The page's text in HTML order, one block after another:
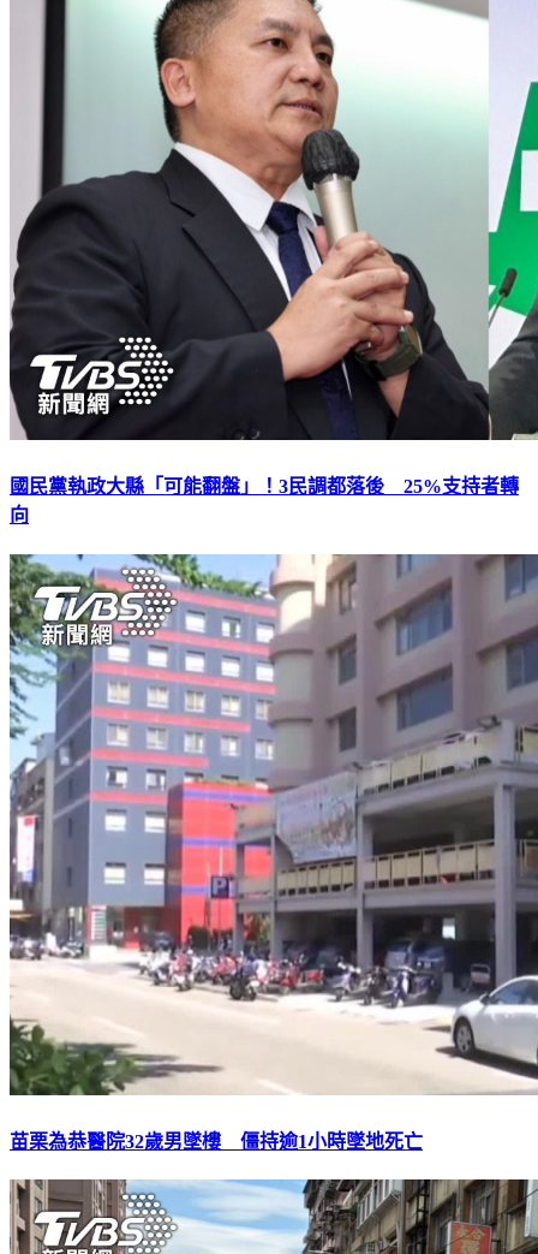
國民黨執政大縣「可能翻盤」！3民調都落後 25%支持者轉
向
苗栗為恭醫院32歲男墜樓 僵持逾1小時墜地死亡